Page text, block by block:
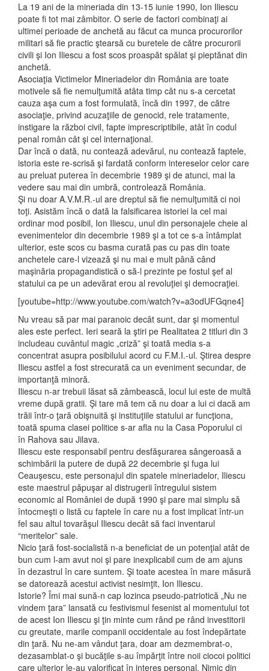
La 19 ani de la mineriada din 13-15 iunie 1990, Ion Iliescu
poate fi tot mai zâmbitor. O serie de factori combinaţi ai
ultimei perioade de anchetă au făcut ca munca procurorilor
militari să fie practic ştearsă cu buretele de către procurorii
civili şi Ion Iliescu a fost scos proaspăt spălat şi pieptănat din
anchetă.
Asociaţia Victimelor Mineriadelor din România are toate
motivele să fie nemulţumită atâta timp cât nu s-a cercetat
cauza aşa cum a fost formulată, încă din 1997, de către
asociaţie, privind acuzaţiile de genocid, rele tratamente,
instigare la război civil, fapte imprescriptibile, atât în codul
penal român cât şi cel internaţional.
Dar încă o dată, nu contează adevărul, nu contează faptele,
istoria este re-scrisă şi fardată conform intereselor celor care
au preluat puterea în decembrie 1989 şi de atunci, mai la
vedere sau mai din umbră, controlează România.
Şi nu doar A.V.M.R.-ul are dreptul să fie nemulţumită ci noi
toţi. Asistăm încă o dată la falsificarea istoriei la cel mai
ordinar mod posibil, Ion Iliescu, unul din personajele cheie al
evenimentelor din decembrie 1989 şi a tot ce s-a întâmplat
ulterior, este scos cu basma curată pas cu pas din toate
anchetele care-l vizează şi nu mai e mult până când
maşinăria propagandistică o să-l prezinte pe fostul şef al
statului ca pe un adevărat erou al revoluţiei şi democraţiei.
[youtube=http://www.youtube.com/watch?v=a3odUFGqne4]
Nu vreau să par mai paranoic decât sunt, dar şi momentul
ales este perfect. Ieri seară la ştiri pe Realitatea 2 titluri din 3
includeau cuvântul magic „criză” şi toată media s-a
concentrat asupra posibilului acord cu F.M.I.-ul. Ştirea despre
Iliescu astfel a fost strecurată ca un eveniment secundar, de
importanţă minoră.
Iliescu n-ar trebuii lăsat să zâmbească, locul lui este de multă
vreme după gratii. Şi tare mă tem că nu doar a lui ci dacă am
trăii într-o ţară obişnuită şi instituţiile statului ar funcţiona,
toată spuma clasei politice s-ar afla nu la Casa Poporului ci
în Rahova sau Jilava.
Iliescu este responsabil pentru desfăşurarea sângeroasă a
schimbării la putere de după 22 decembrie şi fuga lui
Ceauşescu, este personajul din spatele mineriadelor, Iliescu
este maestrul păpuşar al distrugerii întregului sistem
economic al României de după 1990 şi pare mai simplu să
întocmeşti o listă cu faptele în care nu a fost implicat într-un
fel sau altul tovarăşul Iliescu decât să faci inventarul
“meritelor” sale.
Nicio ţară fost-socialistă n-a beneficiat de un potenţial atât de
bun cum l-am avut noi şi pare inexplicabil cum de am ajuns
în dezastrul în care suntem. Şi toate acestea în mare măsură
se datorează acestui activist nesimţit, Ion Iliescu.
Istorie? Îmi mai sună-n cap lozinca pseudo-patriotică „Nu ne
vindem ţara” lansată cu festivismul fesenist al momentului tot
de acest Ion Iliescu şi ţin minte cum rând pe rând investitorii
cu greutate, marile companii occidentale au fost îndepărtate
din ţară. Nu ne-am vândut ţara, doar am dezmembrat-o,
dezasamblat-o şi bucăţile s-au împărţit între noii ciocoi politici
care ulterior le-au valorificat în interes personal. Nimic din